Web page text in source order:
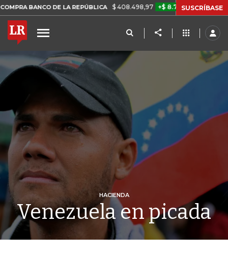
DE LA REPÚBLICA $ 408.498,97 +$ 8.753,81 +2,19% TASA DE
SUSCRÍBASE
HACIENDA
Venezuela en picada